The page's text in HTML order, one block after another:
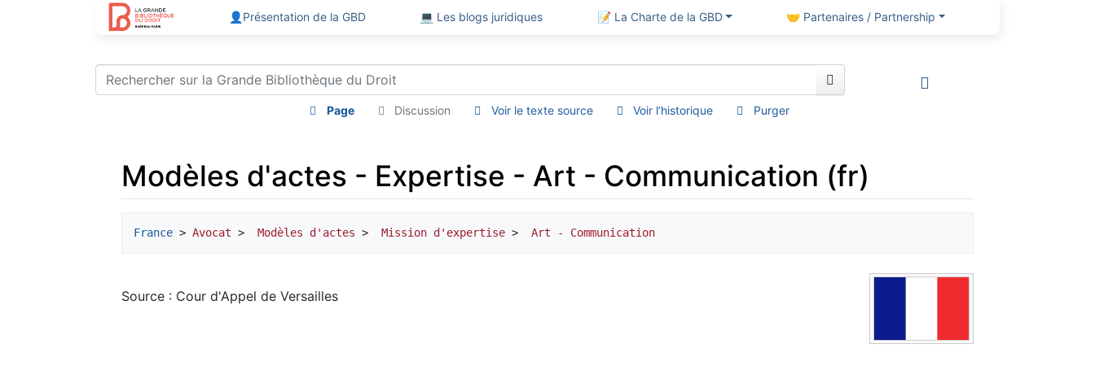
👤Présentation de la GBD 💻 Les blogs juridiques 📝 La Charte de la GBD 🤝 Partenaires / Partnership
Page Discussion Voir le texte source Voir l’historique Purger
Modèles d'actes - Expertise - Art - Communication (fr)
France > Avocat > Modèles d'actes > Mission d'expertise > Art - Communication
Source : Cour d'Appel de Versailles